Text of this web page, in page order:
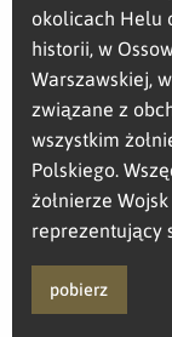
okolicach Helu
historii, w
Warszawskiej,
związane z
wszystkim
Polskiego.
żołnierze
reprezentujący
pobierz